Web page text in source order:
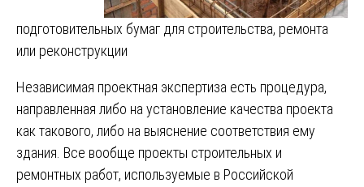
подготовительных бумаг для строительства, ремонта
или реконструкции
Независимая проектная экспертиза есть процедура,
направленная либо на установление качества проекта
как такового, либо на выяснение соответствия ему
здания. Все вообще проекты строительных и
ремонтных работ, используемые в Российской